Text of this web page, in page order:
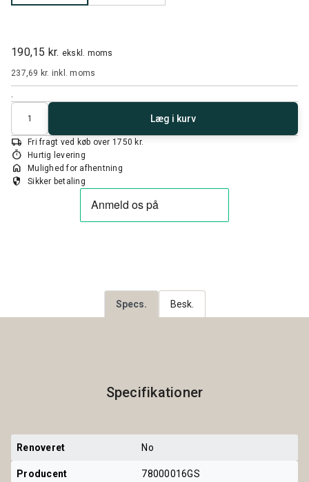
190,15 kr. ekskl. moms
237,69 kr. inkl. moms
Antal
Læg i kurv
local_shipping Fri fragt ved køb over 1750 kr.
timer Hurtig levering
home Mulighed for afhentning
security Sikker betaling
Specs. Besk.
Specifikationer
Renoveret No
Producent
78000016GS